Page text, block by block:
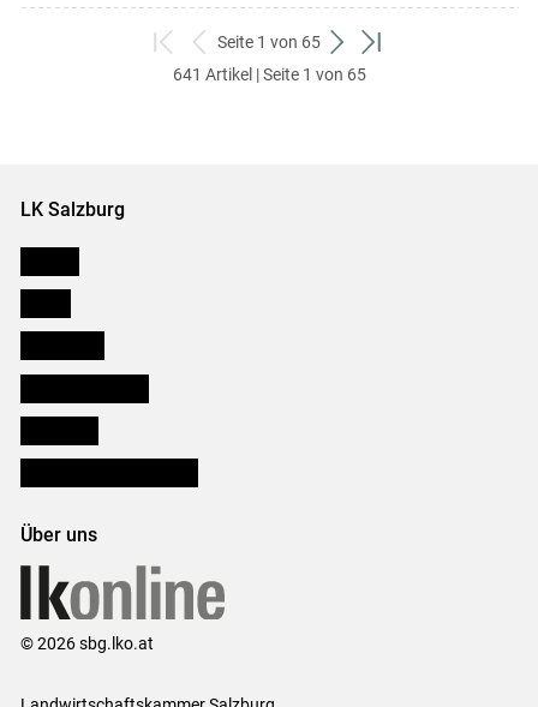
zum
ersten
zurück
zum
Seite 1 von 65
weiter
zum
zum
641 Artikel | Seite 1 von 65
LK Salzburg
Über uns
© 2026 sbg.lko.at